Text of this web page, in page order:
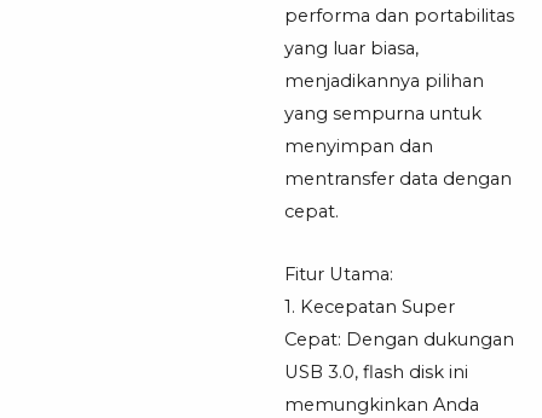
performa dan portabilitas
yang luar biasa,
menjadikannya pilihan
yang sempurna untuk
menyimpan dan
mentransfer data dengan
cepat.
Fitur Utama:
1. Kecepatan Super
Cepat: Dengan dukungan
USB 3.0, flash disk ini
memungkinkan Anda